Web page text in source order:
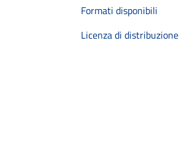
Formati disponibili
Licenza di distribuzione